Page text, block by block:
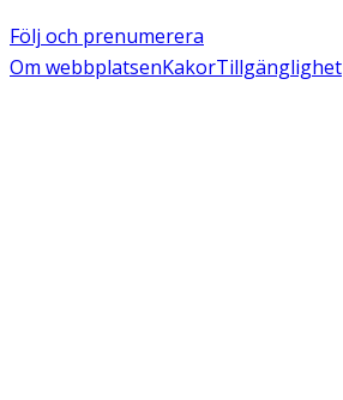
Följ och prenumerera
Om webbplatsenKakorTillgänglighet